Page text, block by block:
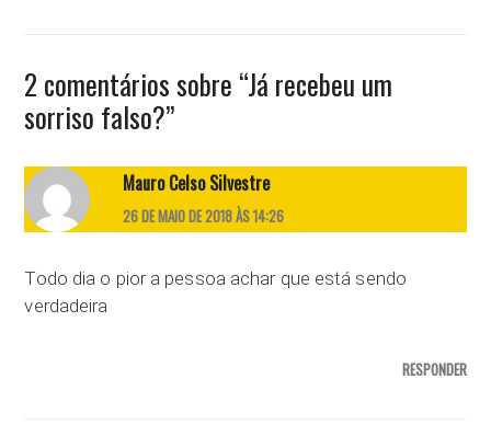
2 comentários sobre “Já recebeu um
sorriso falso?”
Mauro Celso Silvestre
26 DE MAIO DE 2018 ÀS 14:26
Todo dia o pior a pessoa achar que está sendo
verdadeira
RESPONDER